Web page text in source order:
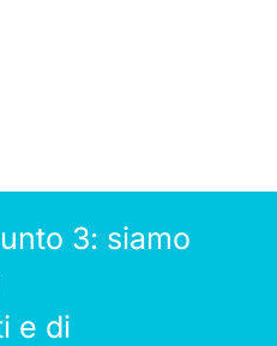
3: siamo
e di